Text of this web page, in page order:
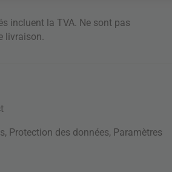
incluent la TVA. Ne sont pas
livraison
, Protection des données, Paramètres